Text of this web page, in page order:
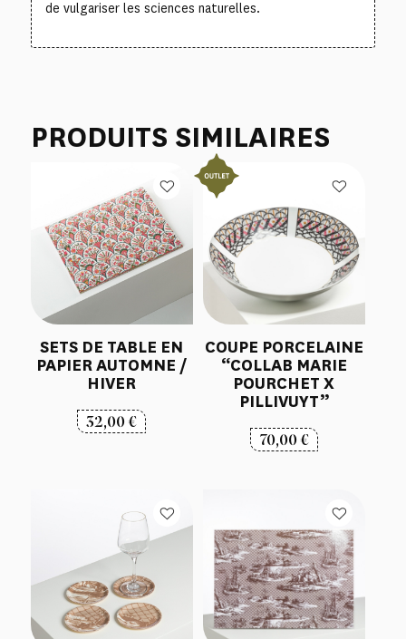
de vulgariser les sciences naturelles.
PRODUITS SIMILAIRES
SETS DE TABLE EN
PAPIER AUTOMNE /
HIVER
32,00€
COUPE PORCELAINE
“COLLAB MARIE
POURCHET X
PILLIVUYT”
70,00€